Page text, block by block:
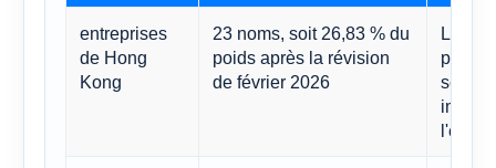
entreprises
de Hong
Kong
23 noms, soit 26,83 % du
poids après la révision
de février 2026
Les